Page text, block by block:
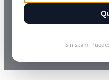
Sin spam.